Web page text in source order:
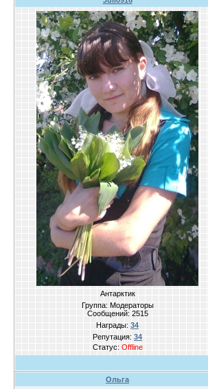
Антарктик
Группа: Модераторы
Сообщений: 2515
Награды: 34
Репутация: 34
Статус: Offline
Ольга